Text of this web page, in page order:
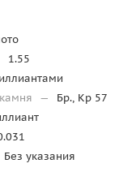
1.55
—
Бр., Кр 57
Без указания